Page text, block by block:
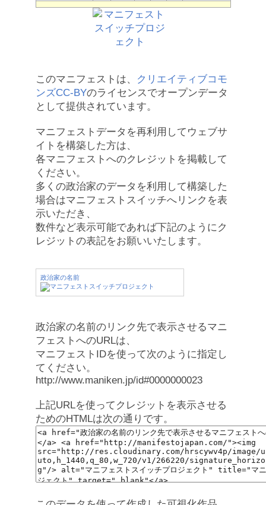
このマニフェストは、
クリエイティブコモ
ンズCC-BYのライセンスでオープンデータ
として提供されています。
マニフェストデータを再利用してウェブサ
イトを構築した方は、
各マニフェストへのクレジットを掲載して
ください。
多くの政治家のデータを利用して構築した
場合はマニフェストスイッチへリンクを表
示いただき、
数件など表示可能であれば下記のようにク
レジットの表記をお願いいたします。
政治家の名前
政治家の名前のリンク先で表示させるマニ
フェストへのURLは、
マニフェストIDを使って次のように指定し
てください。
http://www.maniken.jp/id#0000000023
上記URLを使ってクレジットを表示させる
ためのHTMLは次の通りです。